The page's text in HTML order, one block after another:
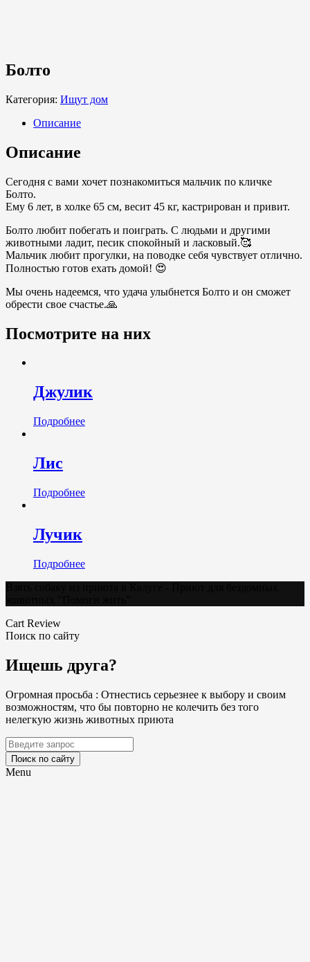
Болто
Категория: Ищут дом
Описание
Описание
Сегодня с вами хочет познакомиться мальчик по кличке
Болто.
Ему 6 лет, в холке 65 см, весит 45 кг, кастрирован и привит.
Болто любит побегать и поиграть. С людьми и другими
животными ладит, песик спокойный и ласковый.🥰
Мальчик любит прогулки, на поводке себя чувствует отлично.
Полностью готов ехать домой! 😍
Мы очень надеемся, что удача улыбнется Болто и он сможет
обрести свое счастье.🙏
Посмотрите на них
Джулик
Подробнее
Лис
Подробнее
Лучик
Подробнее
Cart Review
Поиск по сайту
Ищешь друга?
Огромная просьба : Отнестись серьезнее к выбору и своим
возможностям, что бы повторно не колечить без того
нелегкую жизнь животных приюта
Поиск по сайту
Menu